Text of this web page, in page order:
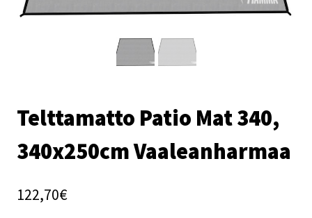
Telttamatto Patio Mat 340,
340x250cm Vaaleanharmaa
122,70€